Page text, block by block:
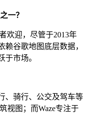
一？
欢迎，尽管于2013年
谷歌地图底层数据，
于市场。
、骑行、公交及驾车等
视图；而Waze专注于